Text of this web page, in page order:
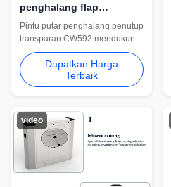
penghalang flap
transparan untuk pintu
masuk pusat
Pintu putar penghalang penutup
transparan CW592 mendukung
manajemen pengunjung dan
akses pejalan kaki setinggi
pinggang. Cocok untuk pusat
perbelanjaan, pusat kebugaran,
masuk komersial.
Dapatkan Harga
Terbaik
video